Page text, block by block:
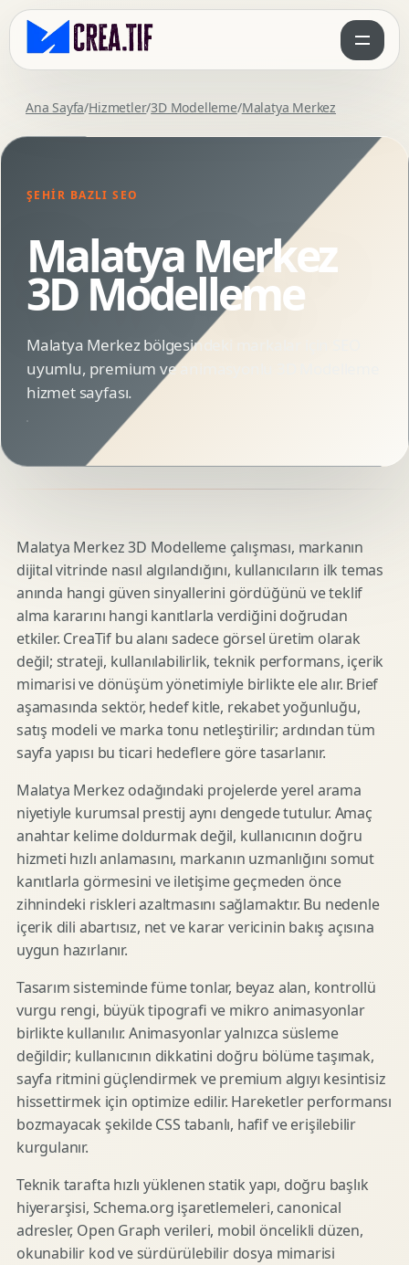
Ana Sayfa/Hizmetler/3D Modelleme/Malatya Merkez
ŞEHIR BAZLI SEO
Malatya Merkez
3D Modelleme
Malatya Merkez bölgesindeki markalar için SEO
uyumlu, premium ve animasyonlu 3D Modelleme
hizmet sayfası.
Malatya Merkez 3D Modelleme çalışması, markanın
dijital vitrinde nasıl algılandığını, kullanıcıların ilk temas
anında hangi güven sinyallerini gördüğünü ve teklif
alma kararını hangi kanıtlarla verdiğini doğrudan
etkiler. CreaTif bu alanı sadece görsel üretim olarak
değil; strateji, kullanılabilirlik, teknik performans, içerik
mimarisi ve dönüşüm yönetimiyle birlikte ele alır. Brief
aşamasında sektör, hedef kitle, rekabet yoğunluğu,
satış modeli ve marka tonu netleştirilir; ardından tüm
sayfa yapısı bu ticari hedeflere göre tasarlanır.
Malatya Merkez odağındaki projelerde yerel arama
niyetiyle kurumsal prestij aynı dengede tutulur. Amaç
anahtar kelime doldurmak değil, kullanıcının doğru
hizmeti hızlı anlamasını, markanın uzmanlığını somut
kanıtlarla görmesini ve iletişime geçmeden önce
zihnindeki riskleri azaltmasını sağlamaktır. Bu nedenle
içerik dili abartısız, net ve karar vericinin bakış açısına
uygun hazırlanır.
Tasarım sisteminde füme tonlar, beyaz alan, kontrollü
vurgu rengi, büyük tipografi ve mikro animasyonlar
birlikte kullanılır. Animasyonlar yalnızca süsleme
değildir; kullanıcının dikkatini doğru bölüme taşımak,
sayfa ritmini güçlendirmek ve premium algıyı kesintisiz
hissettirmek için optimize edilir. Hareketler performansı
bozmayacak şekilde CSS tabanlı, hafif ve erişilebilir
kurgulanır.
Teknik tarafta hızlı yüklenen statik yapı, doğru başlık
hiyerarşisi, Schema.org işaretlemeleri, canonical
adresler, Open Graph verileri, mobil öncelikli düzen,
okunabilir kod ve sürdürülebilir dosya mimarisi